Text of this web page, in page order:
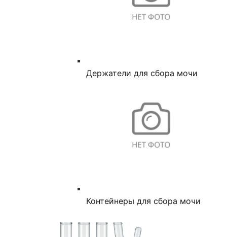
Держатели для сбора мочи
Контейнеры для сбора мочи